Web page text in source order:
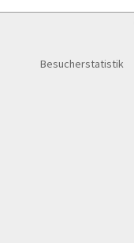
Besucherstatistik